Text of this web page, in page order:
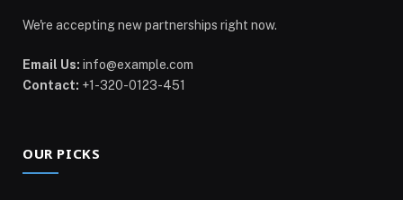
We're accepting new partnerships right now.
Email Us: info@example.com
Contact: +1-320-0123-451
OUR PICKS